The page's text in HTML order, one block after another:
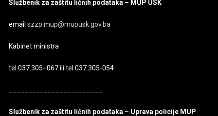
Službenik za zaštitu ličnih podataka – MUP USK
emailszzp.mup@mupusk.gov.ba
Kabinet ministra
tel 037 305- 067 ili tel 037 305-054
Službenik za zaštitu ličnih podataka – Uprava policije MUP